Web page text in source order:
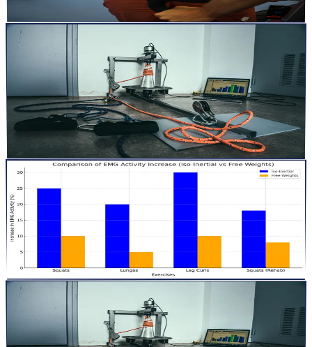
articles
9 oct. 2024
Les 5 Meilleurs Exercices Iso-Inertiels pour
Améliorer la Force et la Puissance (Avec
Bibliographie et Exemples de Protocoles)
L’entraînement iso-inertiel, basé sur la résistance dynamique d’un
volant d’inertie, est une méthode incontournable pour...
articles
1 oct. 20248min
Entraînement iso-inertiel vs entraînement de force
traditionnel : Quelle est la différence ?
Dans le monde du fitness et de la performance sportive,
l&rsquo;entraînement en force est essentiel pour le développemen...
Lire la suite
articles
29 sept. 2024
Réhabilitation avec l’entraînement iso-inertiel : une
récupération plus rapide et de meilleurs résultats